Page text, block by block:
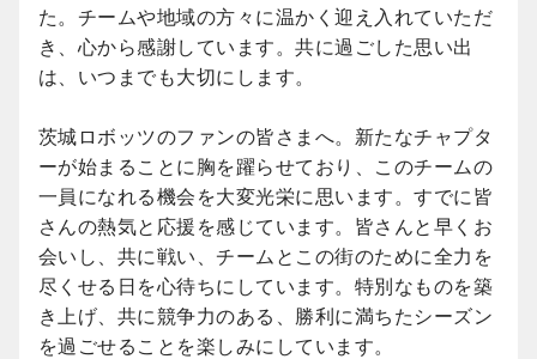
た。チームや地域の方々に温かく迎え入れていただ
き、心から感謝しています。共に過ごした思い出
は、いつまでも大切にします。
茨城ロボッツのファンの皆さまへ。新たなチャプタ
ーが始まることに胸を躍らせており、このチームの
一員になれる機会を大変光栄に思います。すでに皆
さんの熱気と応援を感じています。皆さんと早くお
会いし、共に戦い、チームとこの街のために全力を
尽くせる日を心待ちにしています。特別なものを築
き上げ、共に競争力のある、勝利に満ちたシーズン
を過ごせることを楽しみにしています。